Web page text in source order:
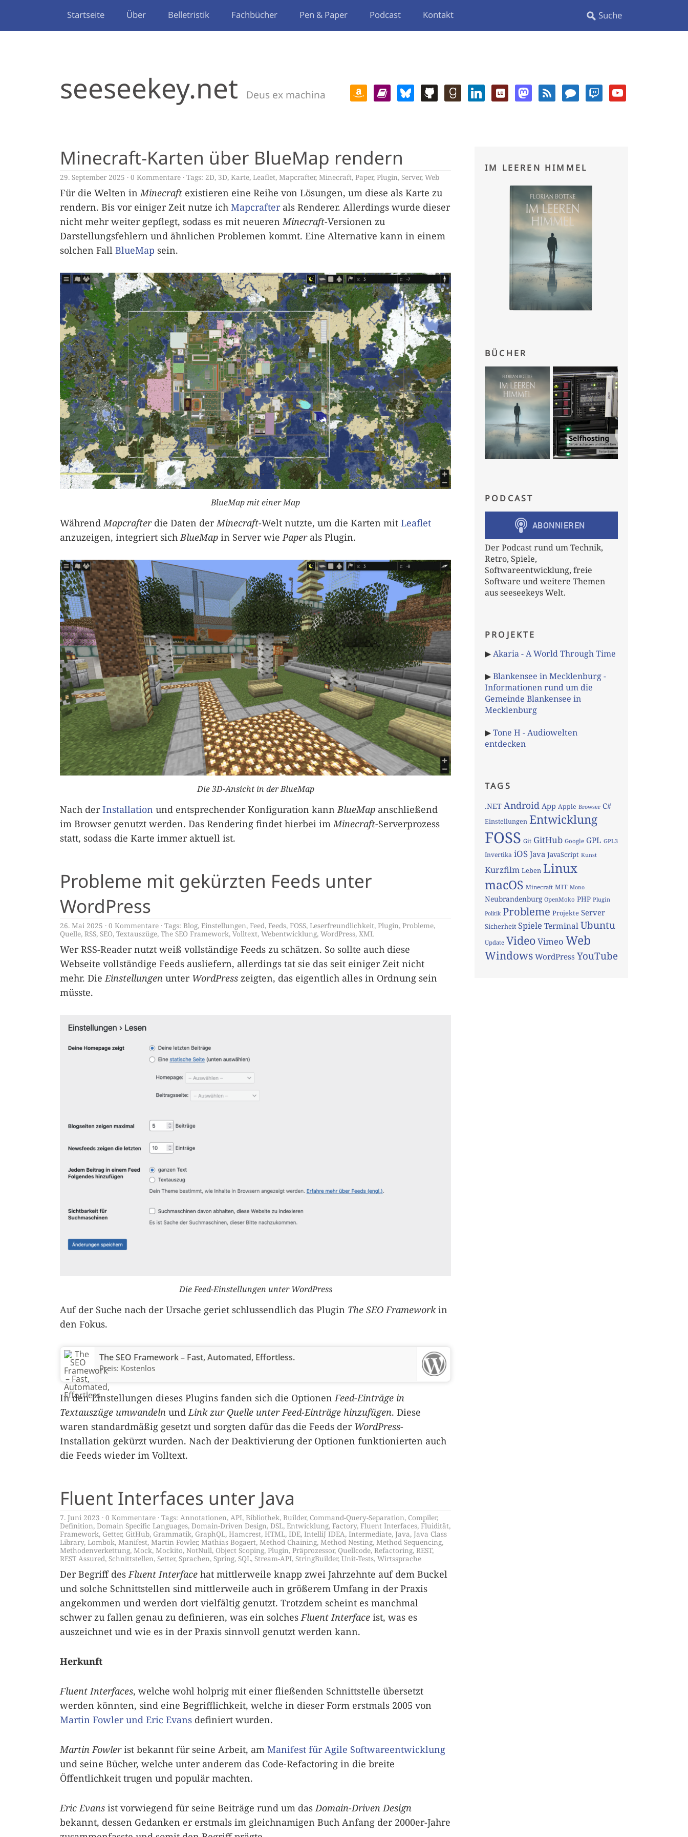
Startseite Über Belletristik Fachbücher Pen & Paper Podcast Kontakt
seeseekey.net Deus ex machina
Minecraft-Karten über BlueMap rendern
29. September 2025 0 Kommentare Tags: 2D, 3D, Karte, Leaflet, Mapcrafter, Minecraft, Paper, Plugin, Server, Web
Für die Welten inMinecraft existieren eine Reihe von Lösungen, um diese als Karte zu
rendern. Bis vor einiger Zeit nutze ich Mapcrafterals Renderer. Allerdings wurde dieser
nicht mehr weiter gepflegt, sodass es mit neuerenMinecraft-Versionen zu
Darstellungsfehlern und ähnlichen Problemen kommt. Eine Alternative kann in einem
solchen Fall BlueMap sein.
BlueMap mit einer Map
Während Mapcrafterdie Daten der Minecraft-Welt nutzte, um die Karten mit Leaflet
anzuzeigen, integriert sich BlueMap in Server wie Paperals Plugin.
Die 3D-Ansicht in der BlueMap
Nach derInstallation und entsprechender Konfiguration kannBlueMap anschließend
im Browser genutzt werden. Das Rendering findet hierbei imMinecraft-Serverprozess
statt, sodass die Karte immer aktuell ist.
Probleme mit gekürzten Feeds unter
WordPress
26. Mai 2025 0 Kommentare Tags: Blog, Einstellungen, Feed, Feeds, FOSS, Leserfreundlichkeit, Plugin, Probleme,
Quelle, RSS, SEO, Textauszüge, The SEO Framework, Volltext, Webentwicklung, WordPress, XML
Wer RSS-Reader nutzt weiß vollständige Feeds zu schätzen. So sollte auch diese
Webseite vollständige Feeds ausliefern, allerdings tat sie das seit einiger Zeit nicht
mehr. DieEinstellungen unter WordPress zeigten, das eigentlich alles in Ordnung sein
müsste.
Die Feed-Einstellungen unter WordPress
Auf der Suche nach der Ursache geriet schlussendlich das Plugin The SEO Frameworkin
den Fokus.
The SEO Framework – Fast, Automated, Effortless.
Preis: Kostenlos
In den Einstellungen dieses Plugins fanden sich die Optionen Feed-Einträge in
Textauszüge umwandeln und Link zur Quelle unter Feed-Einträge hinzufügen. Diese
waren standardmäßig gesetzt und sorgten dafür das die Feeds der WordPress-
Installation gekürzt wurden. Nach der Deaktivierung der Optionen funktionierten auch
die Feeds wieder im Volltext.
Fluent Interfaces unter Java
7. Juni 2023 0 Kommentare Tags: Annotationen, API, Bibliothek, Builder, Command-Query-Separation, Compiler,
Definition, Domain Specific Languages, Domain-Driven Design, DSL, Entwicklung, Factory, Fluent Interfaces, Fluidität,
Framework, Getter, GitHub, Grammatik, GraphQL, Hamcrest, HTML, IDE, IntelliJ IDEA, Intermediate, Java, Java Class
Library, Lombok, Manifest, Martin Fowler, Mathias Bogaert, Method Chaining, Method Nesting, Method Sequencing,
Methodenverkettung, Mock, Mockito, NotNull, Object Scoping, Plugin, Präprozessor, Quellcode, Refactoring,REST,
REST Assured, Schnittstellen, Setter, Sprachen, Spring, SQL, Stream-API, StringBuilder, Unit-Tests, Wirtssprache
Der Begriff des Fluent Interface hat mittlerweile knapp zwei Jahrzehnte auf dem Buckel
und solche Schnittstellen sind mittlerweile auch in größerem Umfang in der Praxis
angekommen und werden dort vielfältig genutzt. Trotzdem scheint es manchmal
schwer zu fallen genau zu definieren, was ein solches Fluent Interface ist, was es
auszeichnet und wie es in der Praxis sinnvoll genutzt werden kann.
Herkunft
Fluent Interfaces, welche wohl holprig mit einer fließenden Schnittstelle übersetzt
werden könnten, sind eine Begrifflichkeit, welche in dieser Form erstmals 2005 von
Martin Fowler und Eric Evans definiert wurden.
Martin Fowlerist bekannt für seine Arbeit, am Manifest für Agile Softwareentwicklung
und seine Bücher, welche unter anderem das Code-Refactoring in die breite
Öffentlichkeit trugen und populär machten.
Eric Evans ist vorwiegend für seine Beiträge rund um das Domain-Driven Design
bekannt, dessen Gedanken er erstmals im gleichnamigen Buch Anfang der 2000er-Jahre
IM LEEREN HIMMEL
BÜCHER
PODCAST
Der Podcast rund um Technik,
Retro, Spiele,
Softwareentwicklung, freie
Software und weitere Themen
aus seeseekeys Welt.
PROJEKTE
▶Akaria - A World Through Time
▶Blankensee in Mecklenburg -
Informationen rund um die
Gemeinde Blankensee in
Mecklenburg
▶Tone H - Audiowelten
entdecken
TAGS
.NET Android App Apple Browser C#
Einstellungen Entwicklung
FOSS Git GitHub Google GPL GPL3
Invertika iOS Java JavaScript Kunst
Kurzfilm Leben Linux
macOS Minecraft MIT Mono
Neubrandenburg OpenMoko PHP Plugin
Politik Probleme Projekte Server
Sicherheit Spiele TerminalUbuntu
Update VideoVimeo Web
Windows WordPress YouTube